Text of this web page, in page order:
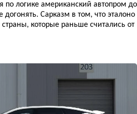
по логике американский автопром до
Сарказм в том, что эталоно
страны, которые раньше считались от